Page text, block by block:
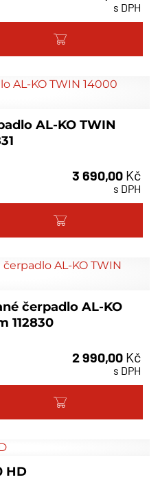
s DPH
AL-KO TWIN
3 690,00 Kč
s DPH
čerpadlo AL-KO
112830
2 990,00 Kč
s DPH
HD